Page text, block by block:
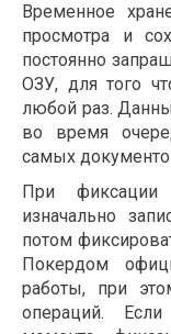
Временное
просмотра и
постоянно
ОЗУ, для того
любой раз.
во время
самых
При фиксации
изначально
потом
Покердом
работы, при
операций.